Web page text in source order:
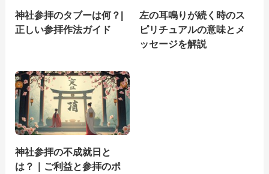
神社参拝のタブーは何？|
正しい参拝作法ガイド
左の耳鳴りが続く時のス
ピリチュアルの意味とメ
ッセージを解説
神社参拝の不成就日と
は？｜ご利益と参拝のポ